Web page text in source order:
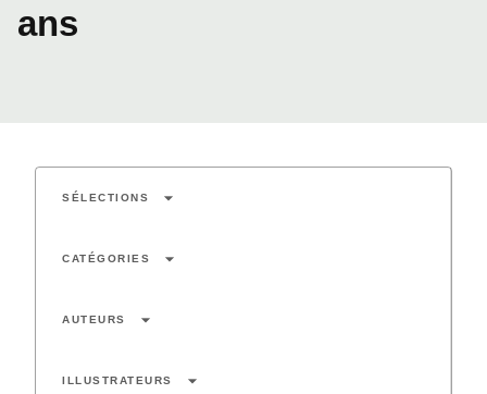
ans
SÉLECTIONS arrow_drop_down
CATÉGORIES arrow_drop_down
AUTEURS arrow_drop_down
ILLUSTRATEURS arrow_drop_down